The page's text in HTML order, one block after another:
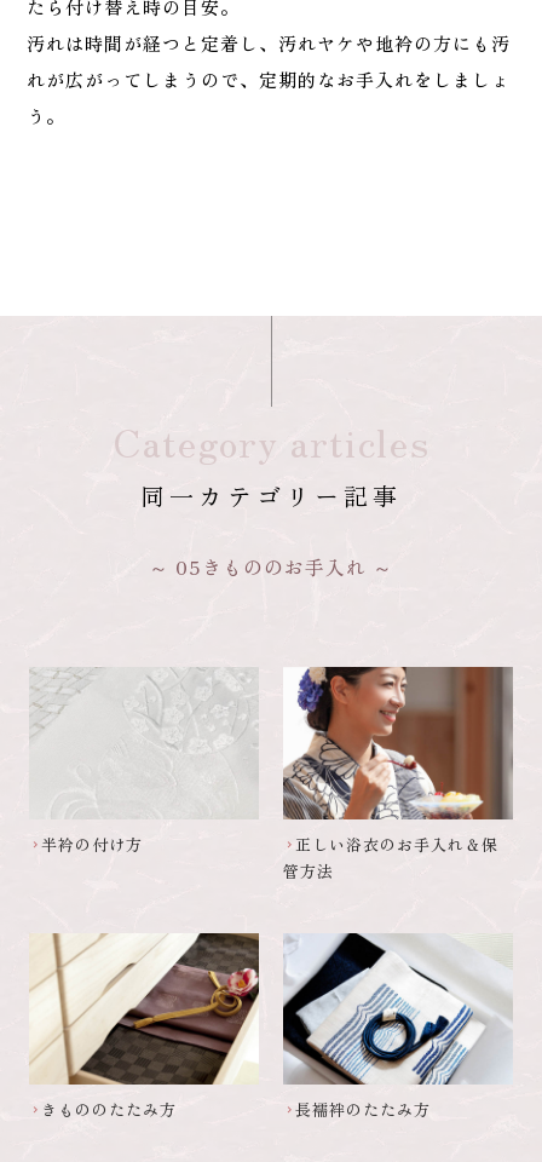
たら付け替え時の目安。
汚れは時間が経つと定着し、汚れヤケや地衿の方にも汚
れが広がってしまうので、定期的なお手入れをしましょ
う。
Category articles
同一カテゴリー記事
05きもののお手入れ
chevron_right半衿の付け方 chevron_right 正しい浴衣のお手入れ＆保
管方法
chevron_right きもののたたみ方 chevron_right長襦袢のたたみ方